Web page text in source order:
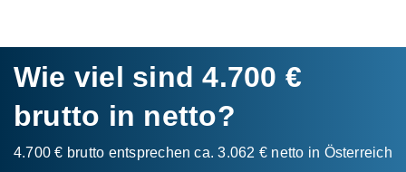
Wie viel sind 4.700 €
brutto in netto?
4.700 € brutto entsprechen ca. 3.062 € netto in Österreich